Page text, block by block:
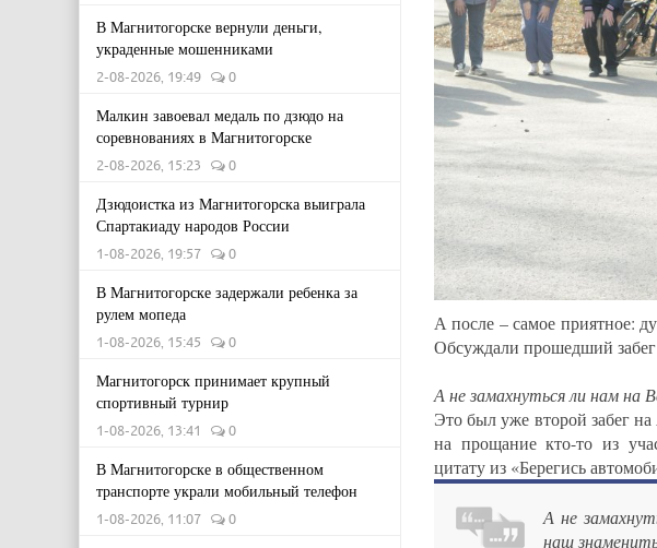
В Магнитогорске вернули деньги,
украденные мошенниками
2-08-2026, 19:49 0
Малкин завоевал медаль по дзюдо на
соревнованиях в Магнитогорске
2-08-2026, 15:23 0
Дзюдоистка из Магнитогорска выиграла
Спартакиаду народов России
1-08-2026, 19:57 0
В Магнитогорске задержали ребенка за
рулем мопеда
1-08-2026, 15:45 0
Магнитогорск принимает крупный
спортивный турнир
1-08-2026, 13:41 0
В Магнитогорске в общественном
транспорте украли мобильный телефон
1-08-2026, 11:07 0
А после – самое приятное:
Обсуждали прошедший
А не замахнуться ли нам на
Это был уже второй забег
на прощание кто-то из
цитату из «Берегись
А не
наш